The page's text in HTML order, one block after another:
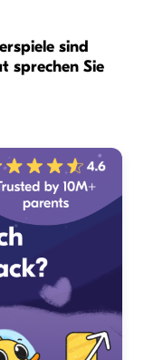
sind
sprechen Sie